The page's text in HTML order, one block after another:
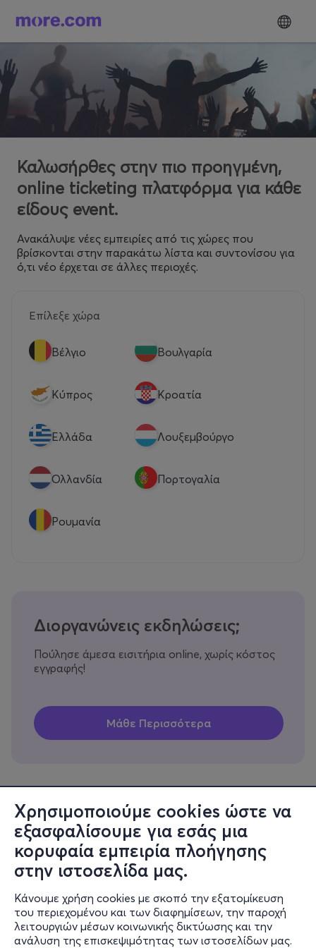
Χρησιμοποιούμε cookies ώστε να
εξασφαλίσουμε για εσάς μια
κορυφαία εμπειρία πλοήγησης
στην ιστοσελίδα μας.
Κάνουμε χρήση cookies με σκοπό την εξατομίκευση
του περιεχομένου και των διαφημίσεων, την παροχή
λειτουργιών μέσων κοινωνικής δικτύωσης και την
ανάλυση της επισκεψιμότητας των ιστοσελίδων μας.
Καλωσήρθες στην πιο προηγμένη,
online ticketing πλατφόρμα για κάθε
είδους event.
Ανακάλυψε νέες εμπειρίες από τις χώρες που
βρίσκονται στην παρακάτω λίστα και συντονίσου για
ό,τι νέο έρχεται σε άλλες περιοχές.
Επίλεξε χώρα
Βέλγιο Βουλγαρία
Κύπρος Κροατία
Eλλάδα Λουξεμβούργο
Ολλανδία Πορτογαλία
Ρουμανία
Διοργανώνεις εκδηλώσεις;
Πούλησε άμεσα εισιτήρια online, χωρίς κόστος
εγγραφής!
Πληροφορίες
Υποστήριξη
Stay Connected